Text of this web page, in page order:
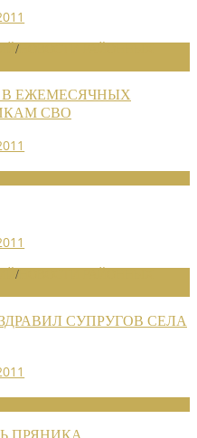
/
ЕЖЕМЕСЯЧНЫХ
СВО
/
СУПРУГОВ СЕЛА